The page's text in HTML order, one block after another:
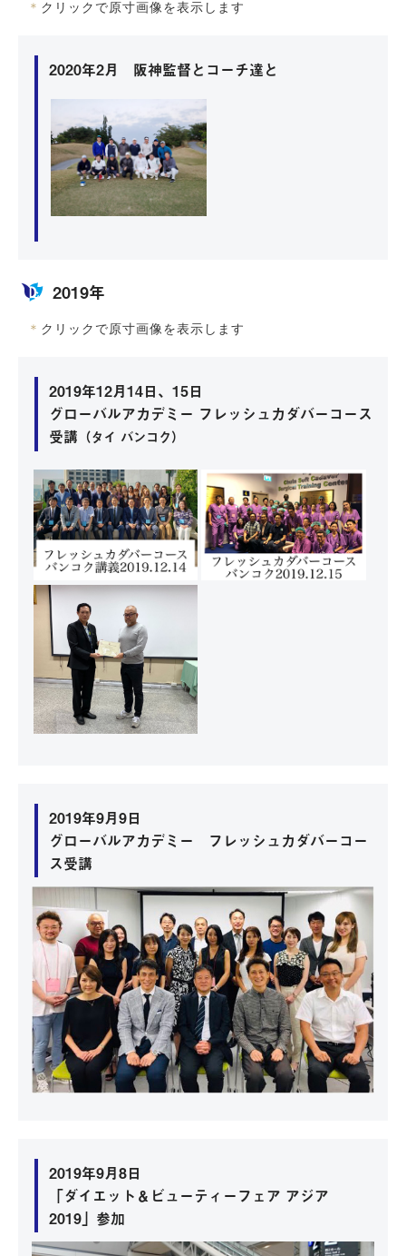
＊ クリックで原寸画像を表示します
2020年2月 阪神監督とコーチ達と
2019年
＊ クリックで原寸画像を表示します
2019年12月14日、15日
グローバルアカデミー フレッシュカダバーコース
受講 （タイ バンコク）
2019年9月9日
グローバルアカデミー フレッシュカダバーコー
ス受講
2019年9月8日
「ダイエット＆ビューティーフェア アジア
2019」参加